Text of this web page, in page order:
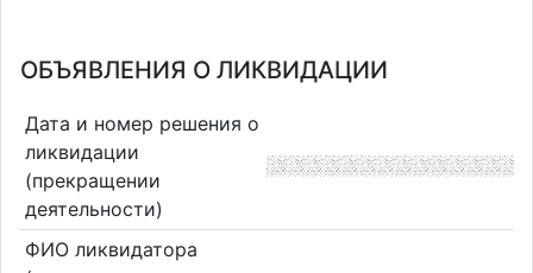
ОБЪЯВЛЕНИЯ О ЛИКВИДАЦИИ
Дата и номер решения о
ликвидации
(прекращении
деятельности)
ФИО ликвидатора